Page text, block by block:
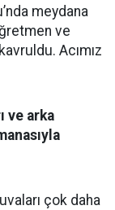
meydana
ve
Acımız
ve arka
çok daha